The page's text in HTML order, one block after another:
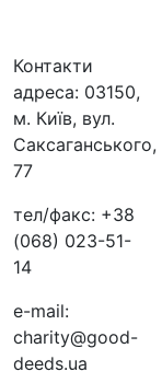
Контакти
адреса: 03150,
м. Київ, вул.
Саксаганського,
77
тел/факс: +38
(068) 023-51-
14
e-mail:
charity@good-
deeds.ua